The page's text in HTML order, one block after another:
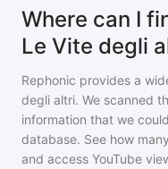
Where can I
Le Vite degli
Rephonic provides a
degli altri. We scanned
information that we
database. See how
and access YouTube